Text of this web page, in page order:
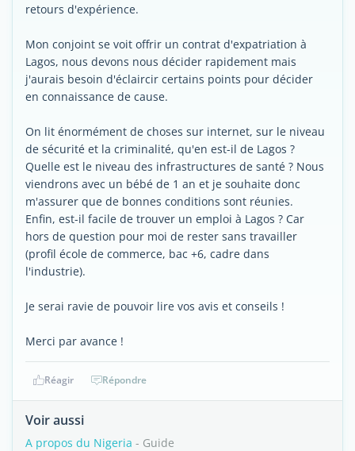
retours d'expérience.
Mon conjoint se voit offrir un contrat d'expatriation à
Lagos, nous devons nous décider rapidement mais
j'aurais besoin d'éclaircir certains points pour décider
en connaissance de cause.
On lit énormément de choses sur internet, sur le niveau
de sécurité et la criminalité, qu'en est-il de Lagos ?
Quelle est le niveau des infrastructures de santé ? Nous
viendrons avec un bébé de 1 an et je souhaite donc
m'assurer que de bonnes conditions sont réunies.
Enfin, est-il facile de trouver un emploi à Lagos ? Car
hors de question pour moi de rester sans travailler
(profil école de commerce, bac +6, cadre dans
l'industrie).
Je serai ravie de pouvoir lire vos avis et conseils !
Merci par avance !
Réagir Répondre
Voir aussi
A propos du Nigeria - Guide